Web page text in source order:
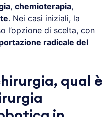
, chemioterapia,
. Nei casi iniziali, la
l’opzione di scelta, con
radicale del
qual è